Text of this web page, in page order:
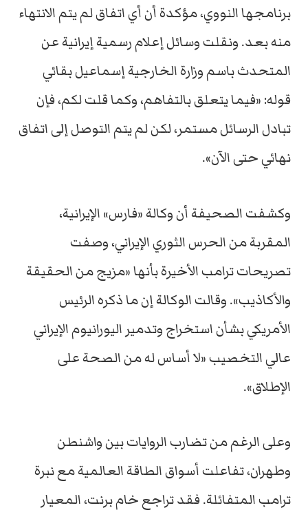
برنامجها النووي، مؤكدة أن أي اتفاق لم يتم الانتهاء
منه بعد. ونقلت وسائل إعلام رسمية إيرانية عن
المتحدث باسم وزارة الخارجية إسماعيل بقائي
قوله: «فيما يتعلق بالتفاهم، وكما قلت لكم، فإن
تبادل الرسائل مستمر، لكن لم يتم التوصل إلى اتفاق
نهائي حتى الآن».
وكشفت الصحيفة أن وكالة «فارس» الإيرانية،
المقربة من الحرس الثوري الإيراني، وصفت
تصريحات ترامب الأخيرة بأنها «مزيج من الحقيقة
والأكاذيب». وقالت الوكالة إن ما ذكره الرئيس
الأمريكي بشأن استخراج وتدمير اليورانيوم الإيراني
عالي التخصيب «لا أساس له من الصحة على
الإطلاق».
وعلى الرغم من تضارب الروايات بين واشنطن
وطهران، تفاعلت أسواق الطاقة العالمية مع نبرة
ترامب المتفائلة. فقد تراجع خام برنت، المعيار